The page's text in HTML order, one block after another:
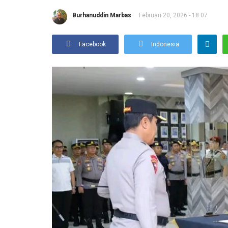
Burhanuddin Marbas Februari 20, 2026 - 18:07
Facebook Indonesia